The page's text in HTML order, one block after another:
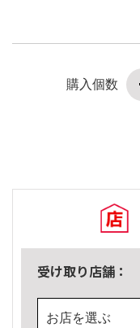
購入個数
受け取り店舗：
お店を選ぶ